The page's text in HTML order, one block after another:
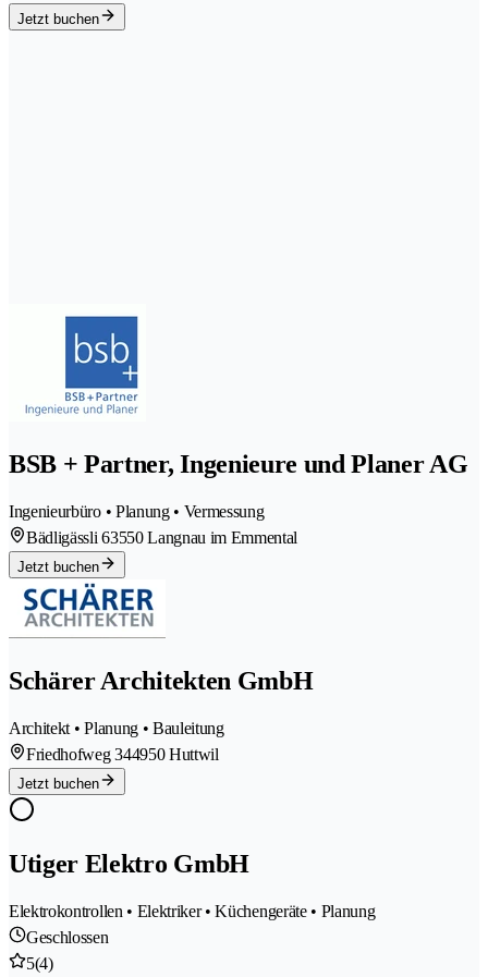
Jetzt buchen
BSB + Partner, Ingenieure und Planer AG
Ingenieurbüro • Planung • Vermessung
Bädligässli 63550 Langnau im Emmental
Jetzt buchen
Schärer Architekten GmbH
Architekt • Planung • Bauleitung
Friedhofweg 344950 Huttwil
Jetzt buchen
Utiger Elektro GmbH
Elektrokontrollen • Elektriker • Küchengeräte • Planung
Geschlossen
5(4)